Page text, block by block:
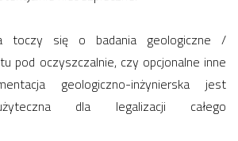
toczy się o badania geologiczne /
pod oczyszczalnie, czy opcjonalne inne
geologiczno-inżynierska jest
dla legalizacji całego